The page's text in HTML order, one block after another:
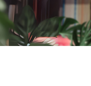
Downloads
Over ons